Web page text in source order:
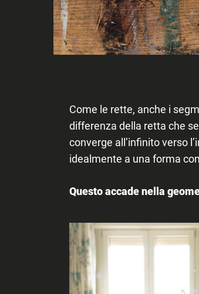
Come le rette, anche i
differenza della retta che
converge all’infinito verso
idealmente a una forma
Questo accade nella